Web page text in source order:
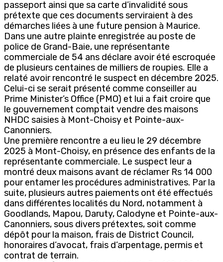
passeport ainsi que sa carte d’invalidité sous
prétexte que ces documents serviraient à des
démarches liées à une future pension à Maurice.
Dans une autre plainte enregistrée au poste de
police de Grand-Baie, une représentante
commerciale de 54 ans déclare avoir été escroquée
de plusieurs centaines de milliers de roupies. Elle a
relaté avoir rencontré le suspect en décembre 2025.
Celui-ci se serait présenté comme conseiller au
Prime Minister’s Office (PMO) et lui a fait croire que
le gouvernement comptait vendre des maisons
NHDC saisies à Mont-Choisy et Pointe-aux-
Canonniers.
Une première rencontre a eu lieu le 29 décembre
2025 à Mont-Choisy, en présence des enfants de la
représentante commerciale. Le suspect leur a
montré deux maisons avant de réclamer Rs 14 000
pour entamer les procédures administratives. Par la
suite, plusieurs autres paiements ont été effectués
dans différentes localités du Nord, notamment à
Goodlands, Mapou, Daruty, Calodyne et Pointe-aux-
Canonniers, sous divers prétextes, soit comme
dépôt pour la maison, frais de District Council,
honoraires d’avocat, frais d’arpentage, permis et
contrat de terrain.